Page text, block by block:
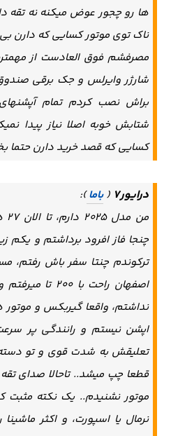
ها رو چجور عوض میکنه نه تقه
ناک توی موتور کسایی که
مصرفشم فوق العادست از
شارژر وایرلس و جک برقی
براش نصب کردم تمام
شتابش خوبه اصلا نیاز پیدا
کسایی که قصد خرید دارن حتما
درایور7 (باما):
چنجا فاز افرود برداشتم و یکم
اصفهان راحت
نداشتم، واقعا گیربکس و
اپشن نیستم و رانندگی پر
تعلیقش به شدت قوی و تو
قطعا چپ میشد.. تاحالا صدای
موتور نشنیدم.. یک نکته مثبت
نرمال یا اسپورت، و اکثر